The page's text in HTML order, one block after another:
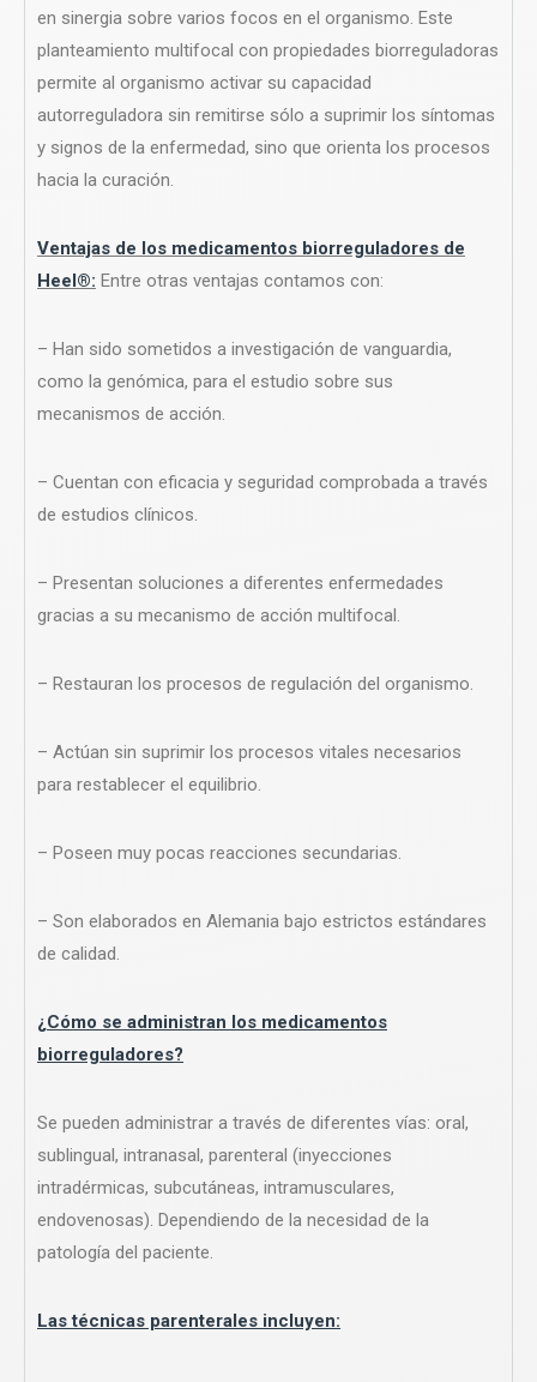
en sinergia sobre varios focos en el organismo. Este
planteamiento multifocal con propiedades biorreguladoras
permite al organismo activar su capacidad
autorreguladora sin remitirse sólo a suprimir los síntomas
y signos de la enfermedad, sino que orienta los procesos
hacia la curación.
Ventajas de los medicamentos biorreguladores de
Heel®: Entre otras ventajas contamos con:
– Han sido sometidos a investigación de vanguardia,
como la genómica, para el estudio sobre sus
mecanismos de acción.
– Cuentan con eficacia y seguridad comprobada a través
de estudios clínicos.
– Presentan soluciones a diferentes enfermedades
gracias a su mecanismo de acción multifocal.
– Restauran los procesos de regulación del organismo.
– Actúan sin suprimir los procesos vitales necesarios
para restablecer el equilibrio.
– Poseen muy pocas reacciones secundarias.
– Son elaborados en Alemania bajo estrictos estándares
de calidad.
¿Cómo se administran los medicamentos
biorreguladores?
Se pueden administrar a través de diferentes vías: oral,
sublingual, intranasal, parenteral (inyecciones
intradérmicas, subcutáneas, intramusculares,
endovenosas). Dependiendo de la necesidad de la
patología del paciente.
Las técnicas parenterales incluyen: